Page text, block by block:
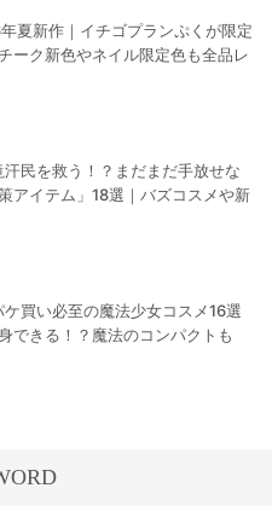
夏新作｜イチゴプランぷくが限定
ーク新色やネイル限定色も全品レ
汗民を救う！？まだまだ手放せな
アイテム」18選｜バズコスメや新
買い必至の魔法少女コスメ16選
できる！？魔法のコンパクトも